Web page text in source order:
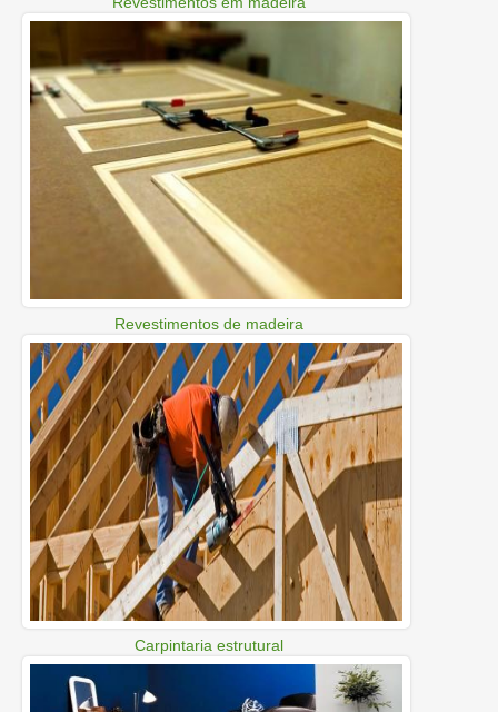
Revestimentos de madeira
Carpintaria estrutural